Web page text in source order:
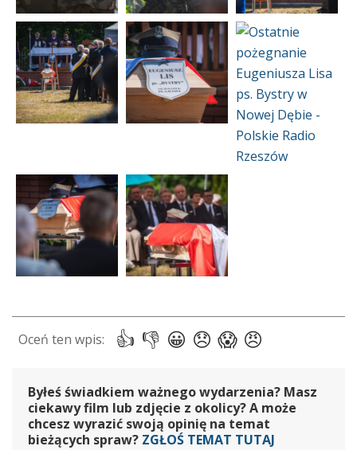
Byłeś świadkiem ważnego wydarzenia? Masz
ciekawy film lub zdjęcie z okolicy? A może
chcesz wyrazić swoją opinię na temat
bieżących spraw? ZGŁOŚ TEMAT TUTAJ